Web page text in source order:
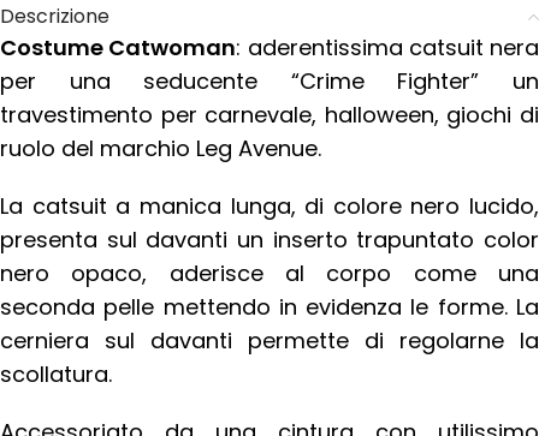
Descrizione
Costume Catwoman: aderentissima catsuit nera
per una seducente “Crime Fighter” un
travestimento per carnevale, halloween, giochi di
ruolo del marchio Leg Avenue.
La catsuit a manica lunga, di colore nero lucido,
presenta sul davanti un inserto trapuntato color
nero opaco, aderisce al corpo come una
seconda pelle mettendo in evidenza le forme. La
cerniera sul davanti permette di regolarne la
scollatura.